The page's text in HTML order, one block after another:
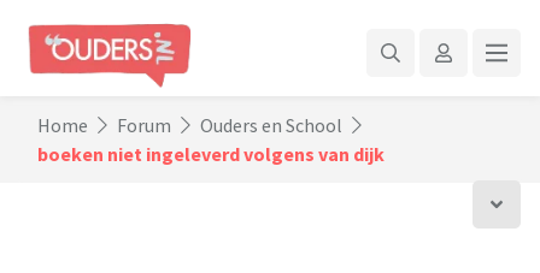
Home Forum
Ouders en School
boeken niet ingeleverd volgens van dijk